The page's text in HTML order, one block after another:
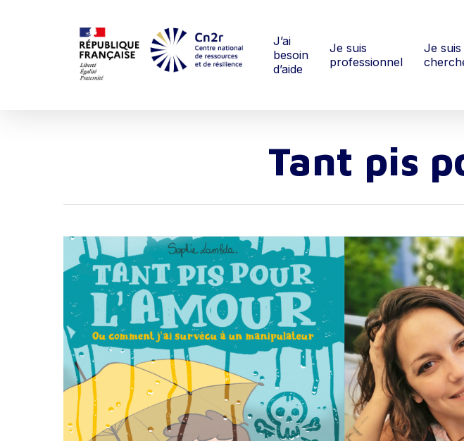
Hit enter to search or ESC to close
J’ai
besoin
d’aide
Je suis
professionnel
Je suis
Tant pis